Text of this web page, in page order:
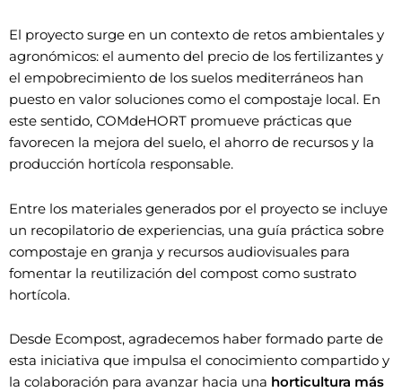
El proyecto surge en un contexto de retos ambientales y
agronómicos: el aumento del precio de los fertilizantes y
el empobrecimiento de los suelos mediterráneos han
puesto en valor soluciones como el compostaje local. En
este sentido, COMdeHORT promueve prácticas que
favorecen la mejora del suelo, el ahorro de recursos y la
producción hortícola responsable.
Entre los materiales generados por el proyecto se incluye
un recopilatorio de experiencias, una guía práctica sobre
compostaje en granja y recursos audiovisuales para
fomentar la reutilización del compost como sustrato
hortícola.
Desde Ecompost, agradecemos haber formado parte de
esta iniciativa que impulsa el conocimiento compartido y
la colaboración para avanzar hacia una horticultura más